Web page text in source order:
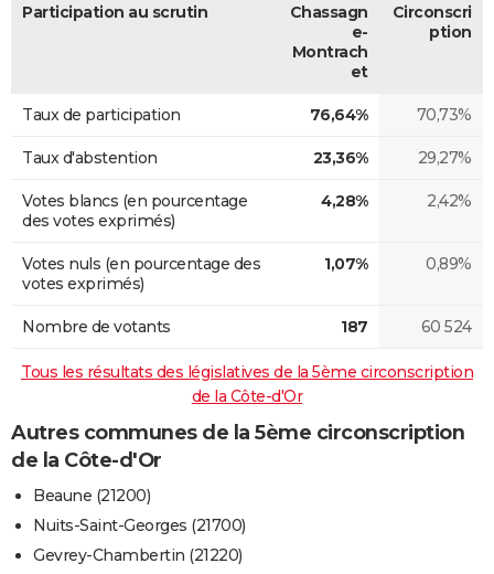
Participation au scrutin
Chassagn
e-
Montrach
et
Circonscri
ption
Taux de participation 76,64% 70,73%
Taux d'abstention 23,36% 29,27%
Votes blancs (en pourcentage
des votes exprimés)
4,28% 2,42%
Votes nuls (en pourcentage des
votes exprimés)
1,07% 0,89%
Nombre de votants 187 60 524
Tous les résultats des législatives de la 5ème circonscription
de la Côte-d'Or
Autres communes de la 5ème circonscription
de la Côte-d'Or
Beaune (21200)
Nuits-Saint-Georges (21700)
Gevrey-Chambertin (21220)